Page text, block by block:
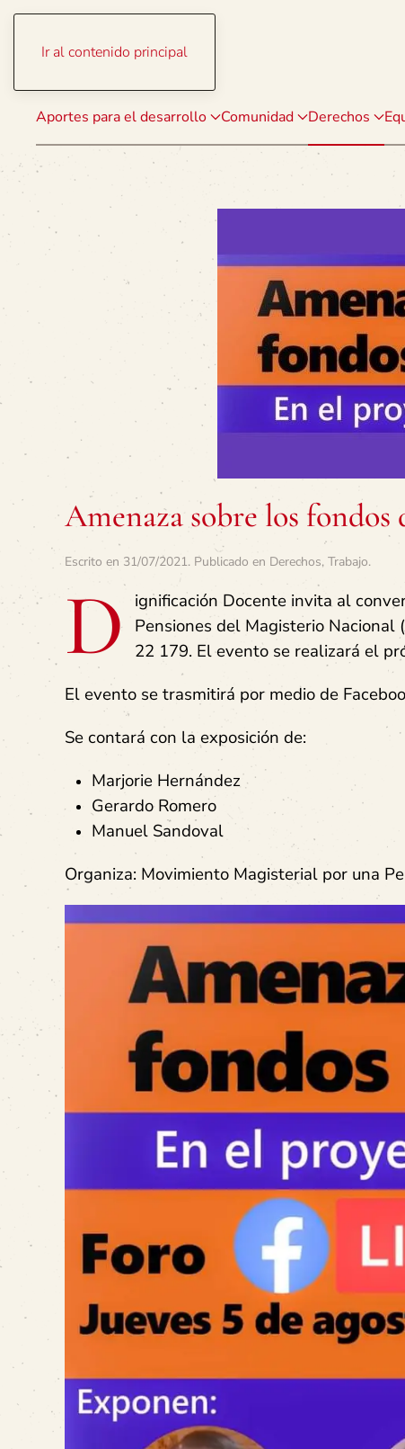
Ir al contenido principal
Aportes para el desarrollo Comunidad Derechos
Amenaza sobre los fondos
Escrito en 31/07/2021. Publicado en Derechos, Trabajo.
D ignificación Docente invita al
Pensiones del Magisterio
22 179. El evento se realizará el
El evento se trasmitirá por medio de
Se contará con la exposición de:
Marjorie Hernández
Gerardo Romero
Manuel Sandoval
Organiza: Movimiento Magisterial por una